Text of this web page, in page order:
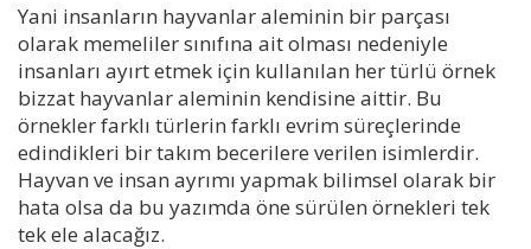
Yani insanların hayvanlar aleminin bir parçası
olarak memeliler sınıfına ait olması nedeniyle
insanları ayırt etmek için kullanılan her türlü örnek
bizzat hayvanlar aleminin kendisine aittir. Bu
örnekler farklı türlerin farklı evrim süreçlerinde
edindikleri bir takım becerilere verilen isimlerdir.
Hayvan ve insan ayrımı yapmak bilimsel olarak bir
hata olsa da bu yazımda öne sürülen örnekleri tek
tek ele alacağız.